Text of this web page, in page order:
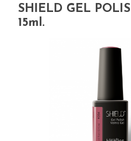
SHIELD GEL
15ml.